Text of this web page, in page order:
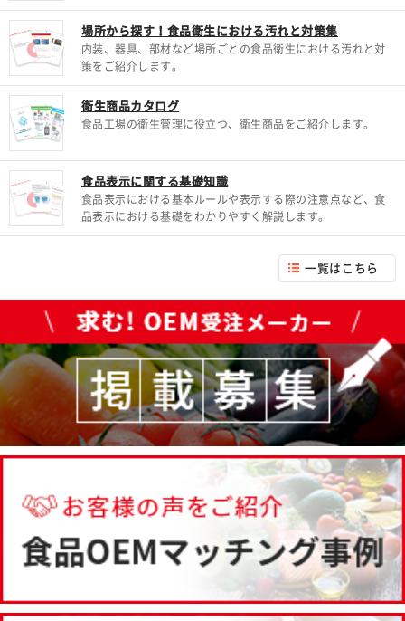
場所から探す！食品衛生における汚れと対策集
内装、器具、部材など場所ごとの食品衛生における汚れと対
策をご紹介します。
衛生商品カタログ
食品工場の衛生管理に役立つ、衛生商品をご紹介します。
食品表示に関する基礎知識
食品表示における基本ルールや表示する際の注意点など、食
品表示における基礎をわかりやすく解説します。
一覧はこちら